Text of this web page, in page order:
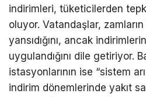
indirimleri, tüketicilerden
oluyor. Vatandaşlar, zamların
yansıdığını, ancak
uygulandığını dile getiriyor.
istasyonlarının ise “sistem
indirim dönemlerinde yakıt